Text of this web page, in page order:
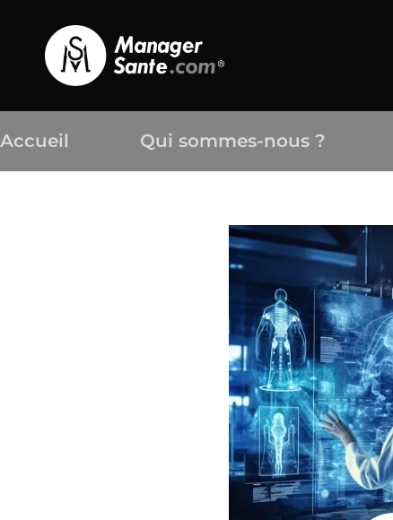
Accueil Qui sommes-nous ?